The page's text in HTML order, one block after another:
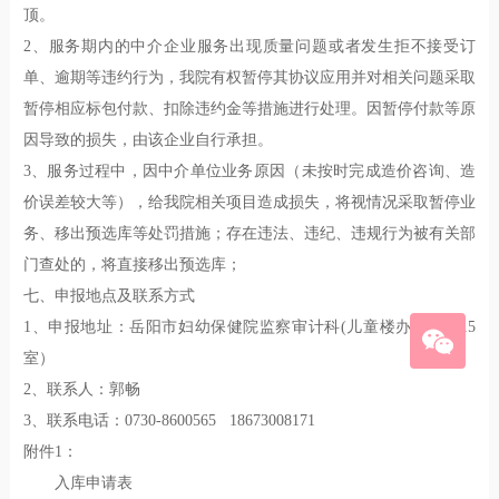
顶。
2、服务期内的中介企业服务出现质量问题或者发生拒不接受订
单、逾期等违约行为，我院有权暂停其协议应用并对相关问题采取
暂停相应标包付款、扣除违约金等措施进行处理。因暂停付款等原
因导致的损失，由该企业自行承担。
3、服务过程中，因中介单位业务原因（未按时完成造价咨询、造
价误差较大等），给我院相关项目造成损失，将视情况采取暂停业
务、移出预选库等处罚措施；存在违法、违纪、违规行为被有关部
门查处的，将直接移出预选库；
七、申报地点及联系方式
1、申报地址：岳阳市妇幼保健院监察审计科(儿童楼办公楼1615
室）
2、联系人：郭畅
3、联系电话：0730-8600565 18673008171
附件1：
入库申请表